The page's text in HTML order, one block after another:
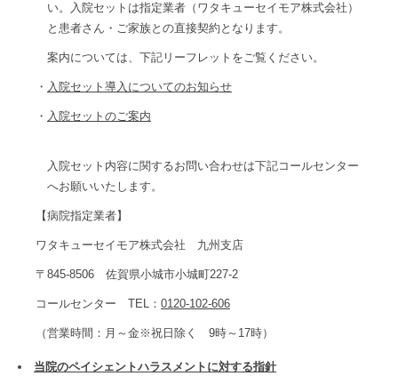
い。入院セットは指定業者（ワタキューセイモア株式会社）
と患者さん・ご家族との直接契約となります。
案内については、下記リーフレットをご覧ください。
・ 入院セット導入についてのお知らせ
・ 入院セットのご案内
入院セット内容に関するお問い合わせは下記コールセンター
へお願いいたします。
【病院指定業者】
ワタキューセイモア株式会社 九州支店
〒845-8506 佐賀県小城市小城町227-2
コールセンター TEL： 0120-102-606
（営業時間：月～金※祝日除く 9時～17時）
当院のペイシェントハラスメントに対する指針